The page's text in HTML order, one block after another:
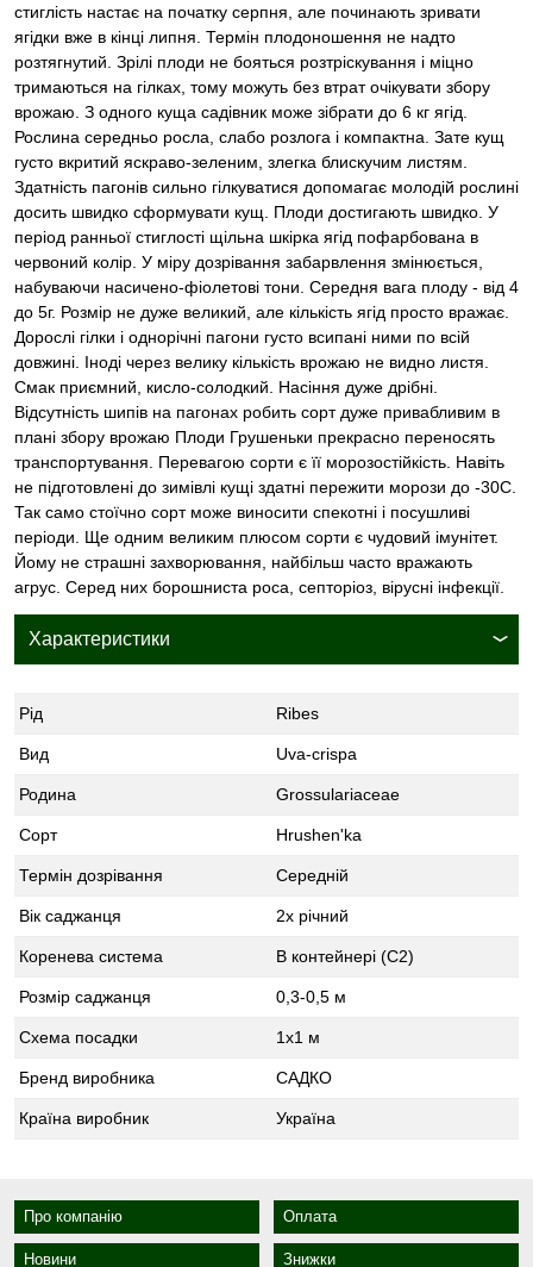
стиглість настає на початку серпня, але починають зривати
ягідки вже в кінці липня. Термін плодоношення не надто
розтягнутий. Зрілі плоди не бояться розтріскування і міцно
тримаються на гілках, тому можуть без втрат очікувати збору
врожаю. З одного куща садівник може зібрати до 6 кг ягід.
Рослина середньо росла, слабо розлога і компактна. Зате кущ
густо вкритий яскраво-зеленим, злегка блискучим листям.
Здатність пагонів сильно гілкуватися допомагає молодій рослині
досить швидко сформувати кущ. Плоди достигають швидко. У
період ранньої стиглості щільна шкірка ягід пофарбована в
червоний колір. У міру дозрівання забарвлення змінюється,
набуваючи насичено-фіолетові тони. Середня вага плоду - від 4
до 5г. Розмір не дуже великий, але кількість ягід просто вражає.
Дорослі гілки і однорічні пагони густо всипані ними по всій
довжині. Іноді через велику кількість врожаю не видно листя.
Смак приємний, кисло-солодкий. Насіння дуже дрібні.
Відсутність шипів на пагонах робить сорт дуже привабливим в
плані збору врожаю Плоди Грушеньки прекрасно переносять
транспортування. Перевагою сорти є її морозостійкість. Навіть
не підготовлені до зимівлі кущі здатні пережити морози до -30С.
Так само стоїчно сорт може виносити спекотні і посушливі
періоди. Ще одним великим плюсом сорти є чудовий імунітет.
Йому не страшні захворювання, найбільш часто вражають
агрус. Серед них борошниста роса, септоріоз, вірусні інфекції.
Характеристики
Рід Ribes
Вид Uva-crispa
Родина Grossulariaceae
Сорт Hrushenʹka
Термін дозрівання Середній
Вік саджанця 2х річний
Коренева система В контейнері (С2)
Розмір саджанця 0,3-0,5 м
Схема посадки 1x1 м
Бренд виробника САДКО
Країна виробник Україна
Про компанію Оплата
Новини Знижки